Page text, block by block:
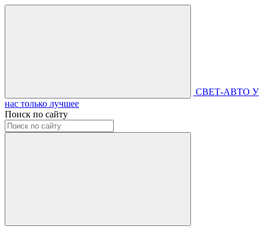
СВЕТ-АВТО У
нас только лучшее
Поиск по сайту